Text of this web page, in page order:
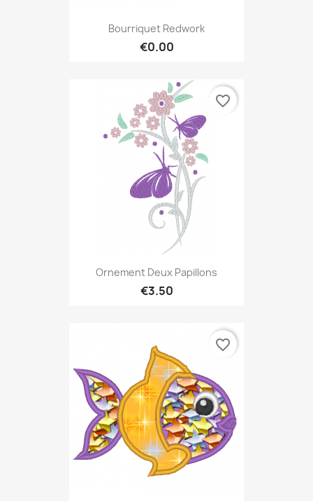
Bourriquet Redwork
€0.00
Ornement Deux Papillons
€3.50
favorite_border
favorite_border